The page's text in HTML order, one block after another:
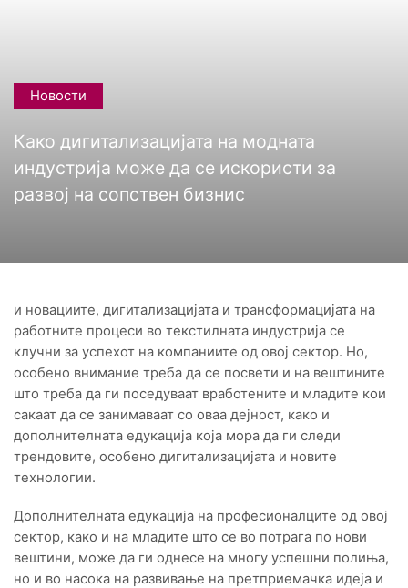
Новости
Како дигитализацијата на модната
индустрија може да се искористи за
развој на сопствен бизнис
и новациите, дигитализацијата и трансформацијата на
работните процеси во текстилната индустрија се
клучни за успехот на компаниите од овој сектор. Но,
особено внимание треба да се посвети и на вештините
што треба да ги поседуваат вработените и младите кои
сакаат да се занимаваат со оваа дејност, како и
дополнителната едукација која мора да ги следи
трендовите, особено дигитализацијата и новите
технологии.
Дополнителната едукација на професионалците од овој
сектор, како и на младите што се во потрага по нови
вештини, може да ги однесе на многу успешни полиња,
но и во насока на развивање на претприемачка идеја и